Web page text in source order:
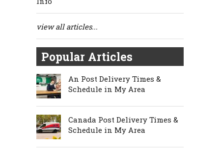
view all articles...
Popular Articles
An Post Delivery Times &
Schedule in My Area
Canada Post Delivery Times &
Schedule in My Area